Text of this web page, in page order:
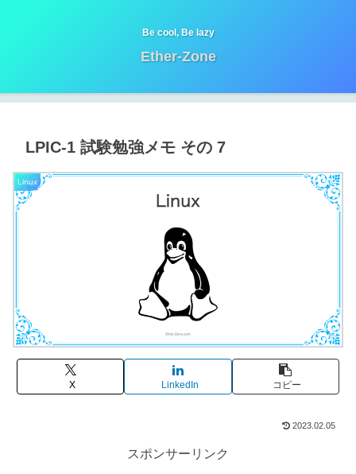
Be cool, Be lazy
Ether-Zone
LPIC-1 試験勉強メモ その 7
Linux
X LinkedIn コピー
2023.02.05
スポンサーリンク